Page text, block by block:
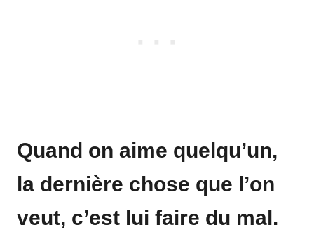
Quand on aime quelqu’un,
la dernière chose que l’on
veut, c’est lui faire du mal.